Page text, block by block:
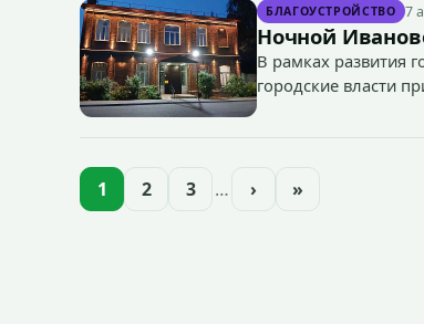
БЛАГОУСТРОЙСТВО 7
Ночной
В рамках развития
городские власти
1 2 3 … › »